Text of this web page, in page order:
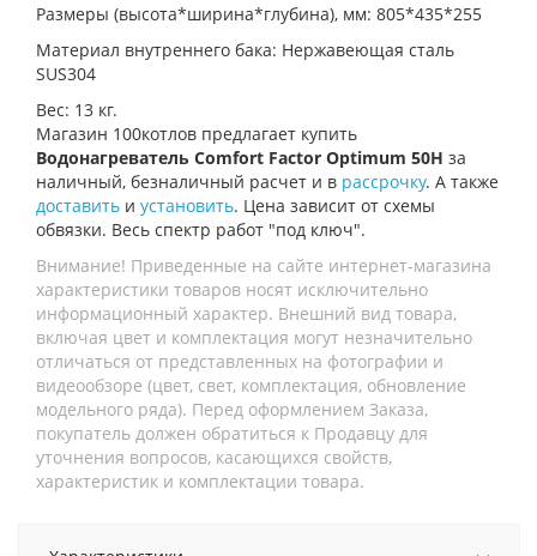
Размеры (высота*ширина*глубина), мм: 805*435*255
Материал внутреннего бака: Нержавеющая сталь
SUS304
Вес: 13 кг.
Магазин 100котлов предлагает купить
Водонагреватель Comfort Factor Optimum 50H за
наличный, безналичный расчет и в рассрочку. А также
доставить и установить. Цена зависит от схемы
обвязки. Весь спектр работ "под ключ".
Внимание! Приведенные на сайте интернет-магазина
характеристики товаров носят исключительно
информационный характер. Внешний вид товара,
включая цвет и комплектация могут незначительно
отличаться от представленных на фотографии и
видеообзоре (цвет, свет, комплектация, обновление
модельного ряда). Перед оформлением Заказа,
покупатель должен обратиться к Продавцу для
уточнения вопросов, касающихся свойств,
характеристик и комплектации товара.